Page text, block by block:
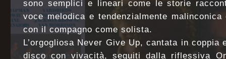
sono semplici e lineari come le storie
voce melodica e tendenzialmente
con il compagno come solista.
L’orgogliosa Never Give Up, cantata in coppia
disco con vivacità, seguiti dalla riflessiva